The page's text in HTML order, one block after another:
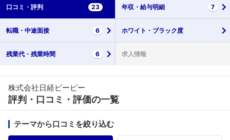
口コミ・ 評判 23 年収・ 給与明細 7
転職・ 中途面接 6 ホワイト・ ブラック度
残業代・ 残業時間 6 求人情報
株式会社日経ビーピー
評判・口コミ・評価の一覧
テーマから口コミを絞り込む